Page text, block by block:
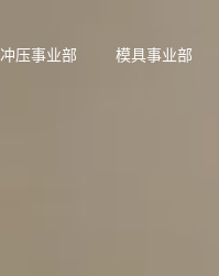
冲压事业部 模具事业部